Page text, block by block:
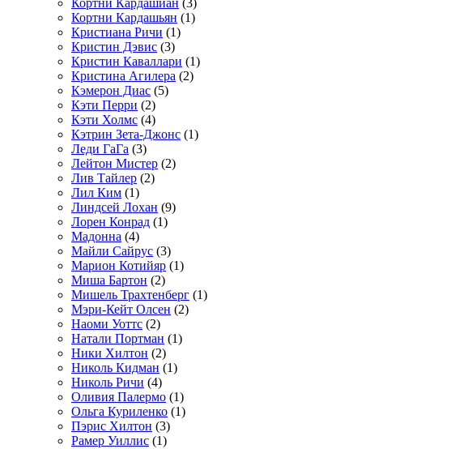
Кортни Кардашьян (1)
Кристиана Ричи (1)
Кристин Дэвис (3)
Кристин Каваллари (1)
Кристина Агилера (2)
Кэмерон Диас (5)
Кэти Перри (2)
Кэти Холмс (4)
Кэтрин Зета-Джонс (1)
Леди ГаГа (3)
Лейтон Мистер (2)
Лив Тайлер (2)
Лил Ким (1)
Линдсей Лохан (9)
Лорен Конрад (1)
Мадонна (4)
Майли Сайрус (3)
Марион Котийяр (1)
Миша Бартон (2)
Мишель Трахтенберг (1)
Мэри-Кейт Олсен (2)
Наоми Уоттс (2)
Натали Портман (1)
Ники Хилтон (2)
Николь Кидман (1)
Николь Ричи (4)
Оливия Палермо (1)
Ольга Куриленко (1)
Пэрис Хилтон (3)
Рамер Уиллис (1)